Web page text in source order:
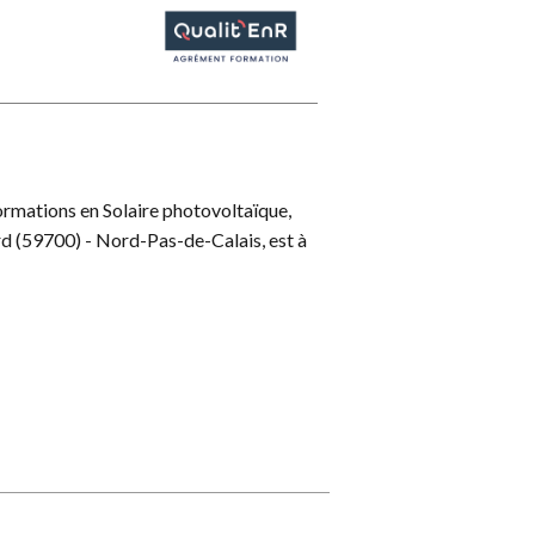
en Solaire photovoltaïque,
(59700) - Nord-Pas-de-Calais, est à